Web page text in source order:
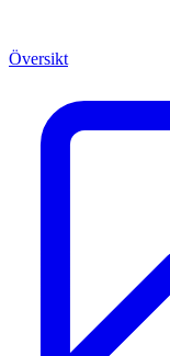
Översikt